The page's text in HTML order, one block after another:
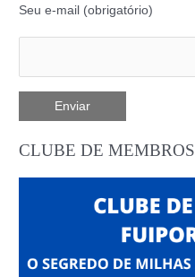
Seu e-mail (obrigatório)
CLUBE DE MEMBROS